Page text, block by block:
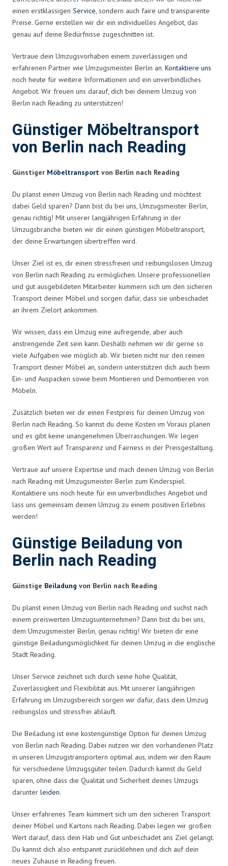
einen erstklassigen Service, sondern auch faire und transparente
Preise. Gerne erstellen wir dir ein individuelles Angebot, das
genau auf deine Bedürfnisse zugeschnitten ist.
Vertraue dein Umzugsvorhaben einem zuverlässigen und
erfahrenen Partner wie Umzugsmeister Berlin an. Kontaktiere uns
noch heute für weitere Informationen und ein unverbindliches
Angebot. Wir freuen uns darauf, dich bei deinem Umzug von
Berlin nach Reading zu unterstützen!
Günstiger Möbeltransport
von Berlin nach Reading
Günstiger Möbeltransport von Berlin nach Reading
Du planst einen Umzug von Berlin nach Reading und möchtest
dabei Geld sparen? Dann bist du bei uns, Umzugsmeister Berlin,
genau richtig! Mit unserer langjährigen Erfahrung in der
Umzugsbranche bieten wir dir einen günstigen Möbeltransport,
der deine Erwartungen übertreffen wird.
Unser Ziel ist es, dir einen stressfreien und reibungslosen Umzug
von Berlin nach Reading zu ermöglichen. Unsere professionellen
und gut ausgebildeten Mitarbeiter kümmern sich um den sicheren
Transport deiner Möbel und sorgen dafür, dass sie unbeschadet
an ihrem Zielort ankommen.
Wir wissen, dass ein Umzug eine aufregende, aber auch
anstrengende Zeit sein kann. Deshalb nehmen wir dir gerne so
viele Aufgaben wie möglich ab. Wir bieten nicht nur den reinen
Transport deiner Möbel an, sondern unterstützen dich auch beim
Ein- und Auspacken sowie beim Montieren und Demontieren von
Möbeln.
Zusätzlich bieten wir dir einen Festpreis für deinen Umzug von
Berlin nach Reading. So kannst du deine Kosten im Voraus planen
und es gibt keine unangenehmen Überraschungen. Wir legen
großen Wert auf Transparenz und Fairness in der Preisgestaltung.
Vertraue auf unsere Expertise und mach deinen Umzug von Berlin
nach Reading mit Umzugsmeister Berlin zum Kinderspiel.
Kontaktiere uns noch heute für ein unverbindliches Angebot und
lass uns gemeinsam deinen Umzug zu einem positiven Erlebnis
werden!
Günstige Beiladung von
Berlin nach Reading
Günstige Beiladung von Berlin nach Reading
Du planst einen Umzug von Berlin nach Reading und suchst nach
einem preiswerten Umzugsunternehmen? Dann bist du bei uns,
dem Umzugsmeister Berlin, genau richtig! Wir bieten dir eine
günstige Beiladungsmöglichkeit für deinen Umzug in die englische
Stadt Reading.
Unser Service zeichnet sich durch seine hohe Qualität,
Zuverlässigkeit und Flexibilität aus. Mit unserer langjährigen
Erfahrung im Umzugsbereich sorgen wir dafür, dass dein Umzug
reibungslos und stressfrei abläuft.
Die Beiladung ist eine kostengünstige Option für deinen Umzug
von Berlin nach Reading. Dabei nutzen wir den vorhandenen Platz
in unseren Umzugstransportern optimal aus, indem wir den Raum
für verschiedene Umzugsgüter teilen. Dadurch kannst du Geld
sparen, ohne dass die Qualität und Sicherheit deines Umzugs
darunter leiden.
Unser erfahrenes Team kümmert sich um den sicheren Transport
deiner Möbel und Kartons nach Reading. Dabei legen wir großen
Wert darauf, dass dein Hab und Gut unbeschadet ans Ziel gelangt.
Du kannst dich also entspannt zurücklehnen und dich auf dein
neues Zuhause in Reading freuen.